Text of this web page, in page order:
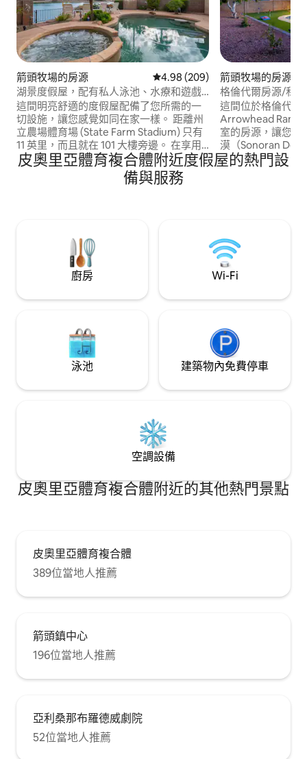
箭頭牧場的房源 從 209 則評價中獲得 4.98 的平均
4.98 (209)
湖景度假屋，配有私人泳池、水療和遊戲
室
這間明亮舒適的度假屋配備了您所需的一
切設施，讓您感覺如同在家一樣。 距離州
立農場體育場 (State Farm Stadium) 只有
11 英里，而且就在 101 大樓旁邊。 在享用
咖啡和聆聽鳥鳴的同時，欣賞寧靜的湖
景。 在欣賞絕美日落的同時品嚐雞尾酒。
在室外烤肉放鬆身心、在火坑旁放鬆身
州！ 👉「立即預訂您的住宿！」 *湖泊僅
箭頭牧場的房源
格倫代爾房源/私
球場
這間位於格倫代爾
Arrowhead
室的房源，讓您體
漠（Sonoran
的房源非常適合放
夫球場、美妙的餐
皮奧里亞體育複合體附近度假屋的熱門設
備與服務
廚房 Wi-Fi
泳池 建築物內免費停車
空調設備
皮奧里亞體育複合體附近的其他熱門景點
皮奧里亞體育複合體
389位當地人推薦
箭頭鎮中心
196位當地人推薦
亞利桑那布羅德威劇院
52位當地人推薦